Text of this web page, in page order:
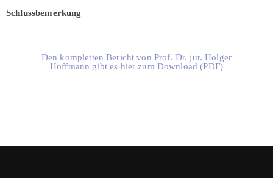
Schlussbemerkung
Den kompletten Bericht von Prof. Dr. jur. Holger
Hoffmann gibt es hier zum Download (PDF)